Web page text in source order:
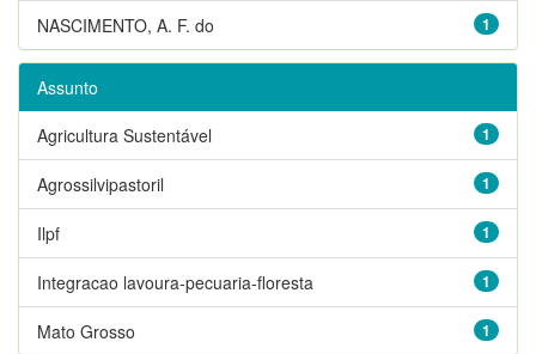
1
NASCIMENTO, A. F. do
Assunto
1
Agricultura Sustentável
1
Agrossilvipastoril
1
Ilpf
1
Integracao lavoura-pecuaria-floresta
1
Mato Grosso